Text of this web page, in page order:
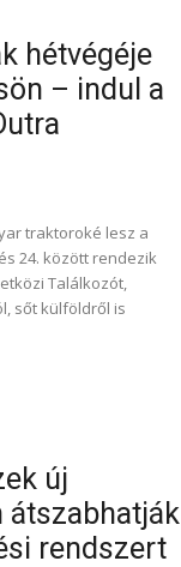
hétvégéje
– indul a
traktoroké lesz a
24. között rendezik
Találkozót,
sőt külföldről is
új
átszabhatják
rendszert